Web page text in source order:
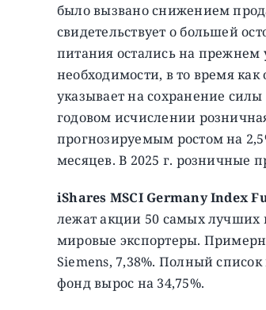
было вызвано снижением
свидетельствует о большей
питания остались на прежнем
необходимости, в то время
указывает на сохранение
годовом исчислении
прогнозируемым ростом на
месяцев. В 2025 г. розничные
iShares MSCI Germany Index
лежат акции 50 самых
мировые экспортеры.
Siemens, 7,38%. Полный
фонд вырос на 34,75%.